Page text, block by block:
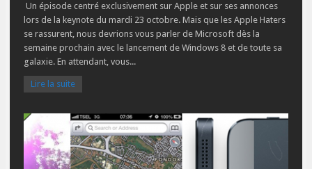
Un épisode centré exclusivement sur Apple et sur ses annonces
lors de la keynote du mardi 23 octobre. Mais que les Apple Haters
se rassurent, nous devrions vous parler de Microsoft dès la
semaine prochain avec le lancement de Windows 8 et de toute sa
galaxie. En attendant, vous...
Lire la suite